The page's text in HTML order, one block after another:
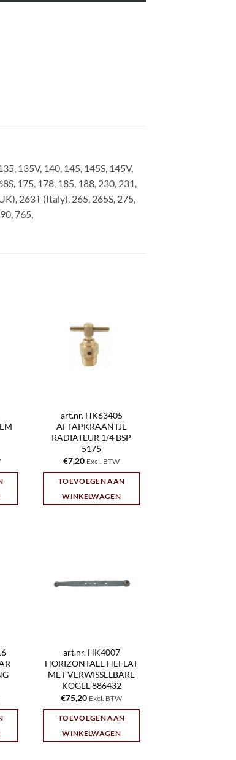
135V, 140, 145, 145S, 145V,
175, 178, 185, 188, 230, 231,
263T (Italy), 265, 265S, 275,
765,
art.nr. HK63405
AFTAPKRAANTJE
RADIATEUR 1/4 BSP
5175
€7,20 Excl. BTW
TOEVOEGEN AAN
WINKELWAGEN
art.nr. HK4007
HORIZONTALE HEFLAT
MET VERWISSELBARE
KOGEL 886432
€75,20 Excl. BTW
TOEVOEGEN AAN
WINKELWAGEN